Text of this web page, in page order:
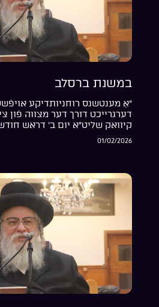
במשנת ברסלב
“אַ מענטשנס רוחניותדיקע
דערגרייכט דורך דער מצווה פֿון
קיוואק שליט”א יום ב’ דראש
01/02/2026